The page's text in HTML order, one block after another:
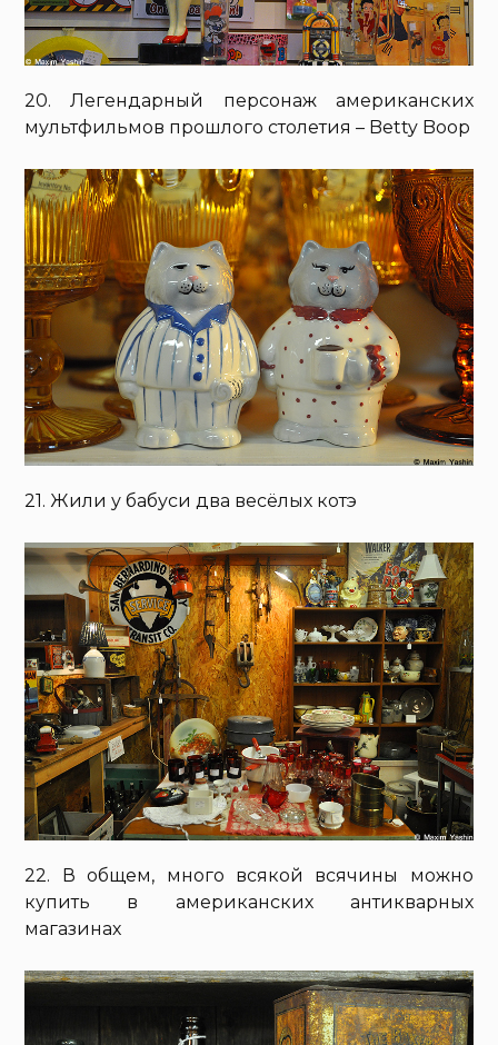
20. Легендарный персонаж американских
мультфильмов прошлого столетия – Betty Boop
21. Жили у бабуси два весёлых котэ
22. В общем, много всякой всячины можно
купить в американских антикварных
магазинах